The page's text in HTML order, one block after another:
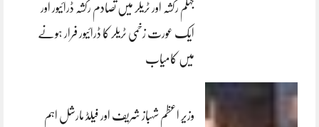
جہلم رکشہ اور ٹریلر میں تصادم رکشہ ڈرائیور اور
ایک عورت زخمی ٹریلر کا ڈرائیور فرار ہونے
میں کامیاب
وزیر اعظم شہباز شریف اور فیلڈ مارشل اہم